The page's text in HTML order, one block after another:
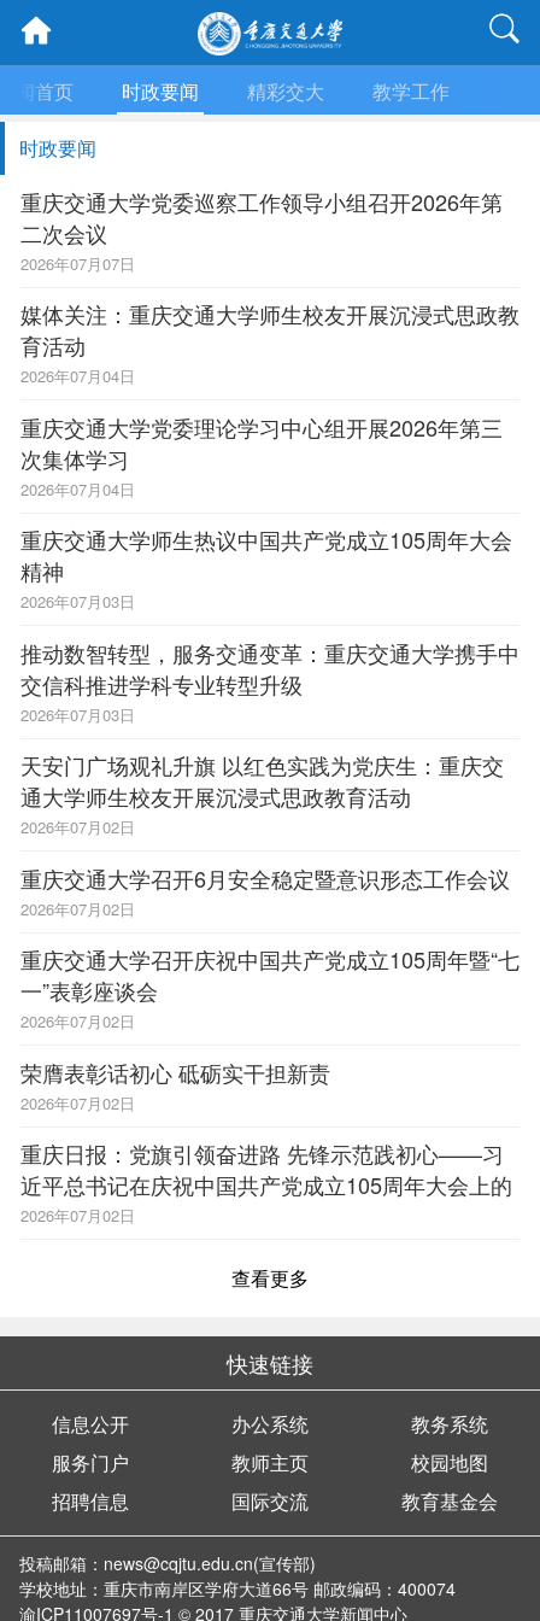
闻首页 时政要闻 精彩交大 教学工作
时政要闻
重庆交通大学党委巡察工作领导小组召开2026年第
二次会议
2026年07月07日
媒体关注：重庆交通大学师生校友开展沉浸式思政教
育活动
2026年07月04日
重庆交通大学党委理论学习中心组开展2026年第三
次集体学习
2026年07月04日
重庆交通大学师生热议中国共产党成立105周年大会
精神
2026年07月03日
推动数智转型，服务交通变革：重庆交通大学携手中
交信科推进学科专业转型升级
2026年07月03日
天安门广场观礼升旗 以红色实践为党庆生：重庆交
通大学师生校友开展沉浸式思政教育活动
2026年07月02日
重庆交通大学召开6月安全稳定暨意识形态工作会议
2026年07月02日
重庆交通大学召开庆祝中国共产党成立105周年暨“七
一”表彰座谈会
2026年07月02日
荣膺表彰话初心 砥砺实干担新责
2026年07月02日
重庆日报：党旗引领奋进路 先锋示范践初心——习
近平总书记在庆祝中国共产党成立105周年大会上的
重要讲话在我市“两优一先”等先进典型中引起热烈反
2026年07月02日
查看更多
快速链接
信息公开 办公系统
教务系统
服务门户
教师主页
校园地图
招聘信息
国际交流 教育基金会
投稿邮箱：news@cqjtu.edu.cn(宣传部)
学校地址：重庆市南岸区学府大道66号 邮政编码：400074
渝ICP11007697号-1 © 2017 重庆交通大学新闻中心